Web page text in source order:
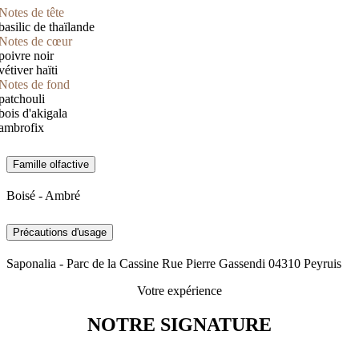
de tête
de thaïlande
de cœur
noir
haïti
de fond
d'akigala
Famille olfactive
Boisé - Ambré
Précautions d'usage
Saponalia - Parc de la Cassine Rue Pierre Gassendi 04310 Peyruis
Votre expérience
NOTRE SIGNATURE